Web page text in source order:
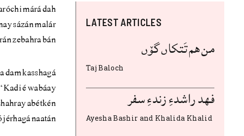
márá dah
sázán malár
zebahra bán.
dam kasshagá
é wabáay
abétkén
naatán.
LATEST ARTICLES
من هم تَتکاں گۆں
Taj Baloch
فهد راشدءِ زندءِ سفر
Ayesha Bashir and Khalida Khalid